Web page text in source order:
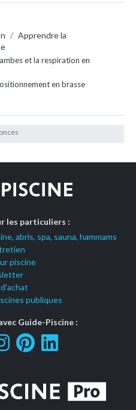
/ Apprendre la
et la respiration en
en brasse
les particuliers :
abris, spa, sauna, hammams
piscine
publiques
Guide-Piscine :